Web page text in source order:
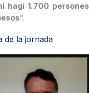
hagi 1.700 persones
”.
de la jornada